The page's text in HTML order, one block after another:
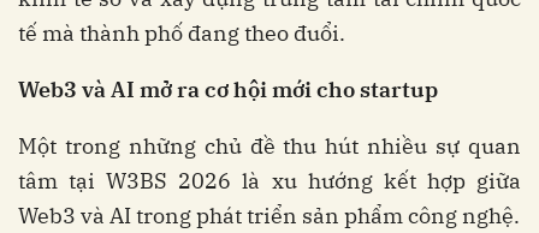
tế mà thành phố đang theo đuổi.
Web3 vàAI mởracơhộimớichostartup
Một trong những chủ đề thu hút nhiều sự quan
tâm tại W3BS 2026 là xu hướng kết hợp giữa
Web3 và AI trong phát triển sản phẩm công nghệ.